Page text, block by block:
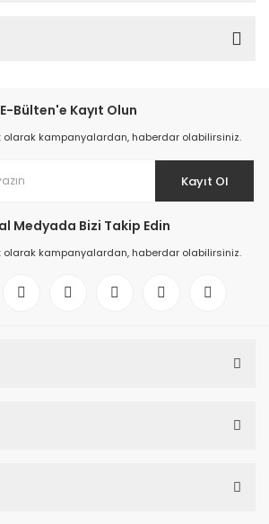
E-Bülten'e Kayıt Olun
olarak kampanyalardan, haberdar olabilirsiniz.
Kayıt Ol
Medyada Bizi Takip Edin
olarak kampanyalardan, haberdar olabilirsiniz.